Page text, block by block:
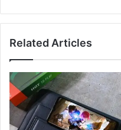
Related Articles